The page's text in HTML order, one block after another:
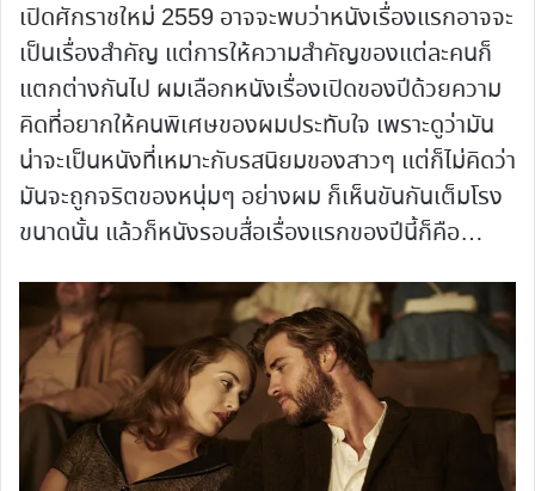
เปิดศักราชใหม่ 2559 อาจจะพบว่าหนังเรื่องแรกอาจจะ
เป็นเรื่องสำคัญ แต่การให้ความสำคัญของแต่ละคนก็
แตกต่างกันไป ผมเลือกหนังเรื่องเปิดของปีด้วยความ
คิดที่อยากให้คนพิเศษของผมประทับใจ เพราะดูว่ามัน
น่าจะเป็นหนังที่เหมาะกับรสนิยมของสาวๆ แต่ก็ไม่คิดว่า
มันจะถูกจริตของหนุ่มๆ อย่างผม ก็เห็นขันกันเต็มโรง
ขนาดนั้น แล้วก็หนังรอบสื่อเรื่องแรกของปีนี้ก็คือ…